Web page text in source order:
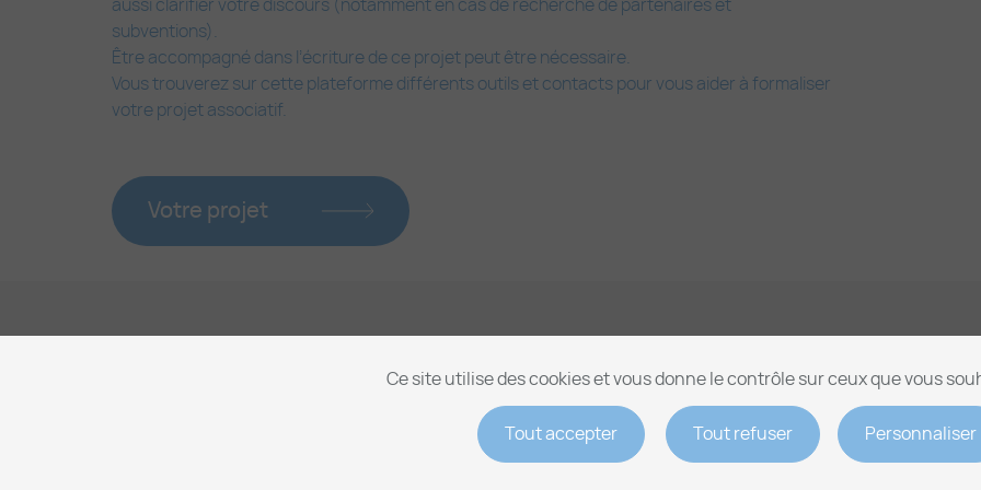
aussi clarifier votre discours (notamment en cas de recherche de partenaires et
subventions).
Être accompagné dans l’écriture de ce projet peut être nécessaire.
Vous trouverez sur cette plateforme différents outils et contacts pour vous aider à formaliser
votre projet associatif.
Votre projet
Gestion des cookies Contact Charte cookies Mentions
Ce site utilise des cookies et vous donne le contrôle sur ceux que vous
Tout accepter Tout refuser Personnaliser